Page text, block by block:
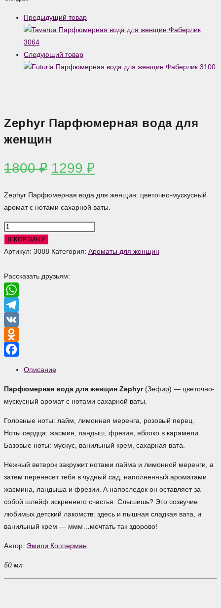
женщин
Предыдущий товар
Следующий товар
Zephyr Парфюмерная вода для
женщин
1800₽ Первоначальная
составляла
1800 ₽.
1299 ₽Текущая
1299 ₽.
Zephyr Парфюмерная вода для женщин: цветочно-мускусный
аромат с нотами сахарной ваты.
Количество
товара
Zephyr
вода
для
женщин
В КОРЗИНУ
Артикул: 3088 Категория: Ароматы для женщин
Рассказать друзьям:
WhatsApp
Telegram
VK
Odnoklassniki
Описание
Парфюмерная вода для женщин Zephyr(Зефир) — цветочно-
мускусный аромат с нотами сахарной ваты.
Головные ноты: лайм, лимонная меренга, розовый перец.
Ноты сердца: жасмин, ландыш, фрезия, яблоко в карамели.
Базовые ноты: мускус, ванильный крем, сахарная вата.
Нежный ветерок закружит нотами лайма и лимонной меренги, а
затем перенесет тебя в чудный сад, наполненный ароматами
жасмина, ландыша и фрезии. А напоследок он оставляет за
собой шлейф искреннего счастья. Слышишь? Это созвучие
любимых детский лакомств: здесь и пышная сладкая вата, и
ванильный крем — ммм…мечтать так здорово!
Автор: Эмили Копперман
50 мл